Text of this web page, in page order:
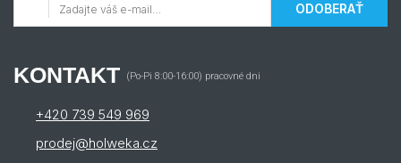
ODOBERAŤ
KONTAKT (Po-Pi 8:00-16:00) pracovné dni
+420 739 549 969
prodej@holweka.cz